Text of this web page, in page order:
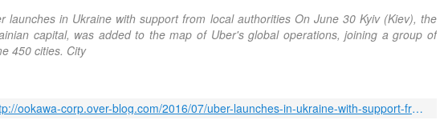
launches in Ukraine with support from local authorities On June 30 Kyiv (Kiev), the
capital, was added to the map of Uber's global operations, joining a group of
450 cities. City
http://ookawa-corp.over-blog.com/2016/07/uber-launches-in-ukraine-with-support-from-local-authorities.html